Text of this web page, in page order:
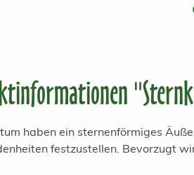
haben ein sternenförmiges
festzustellen. Bevorzugt